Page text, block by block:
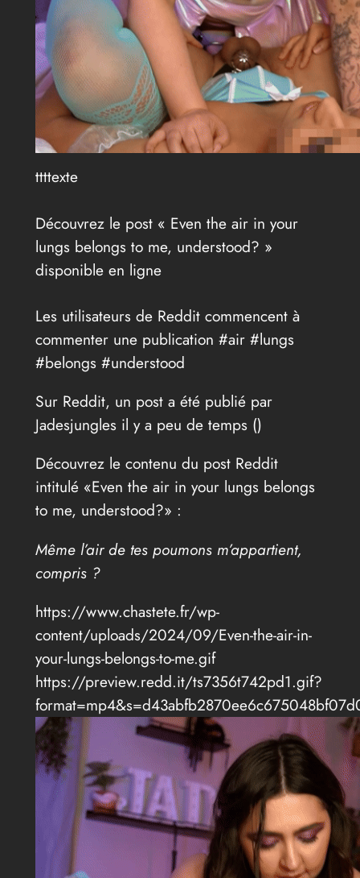
ttttexte
Découvrez le post « Even the air in your
lungs belongs to me, understood? »
disponible en ligne
Les utilisateurs de Reddit commencent à
commenter une publication #air #lungs
#belongs #understood
Sur Reddit, un post a été publié par
Jadesjungles il y a peu de temps ()
Découvrez le contenu du post Reddit
intitulé «Even the air in your lungs belongs
to me, understood?» :
Même l’air de tes poumons m’appartient,
compris ?
https://www.chastete.fr/wp-
content/uploads/2024/09/Even-the-air-in-
your-lungs-belongs-to-me.gif
https://preview.redd.it/ts7356t742pd1.gif?